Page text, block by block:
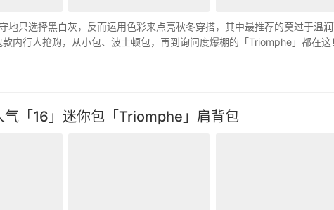
地只选择黑白灰，反而运用色彩来点亮秋冬穿搭，其中最推荐的莫过于温
内行人抢购，从小包、波士顿包，再到询问度爆棚的「Triomphe」都在这
「16」迷你包「Triomphe」肩背包